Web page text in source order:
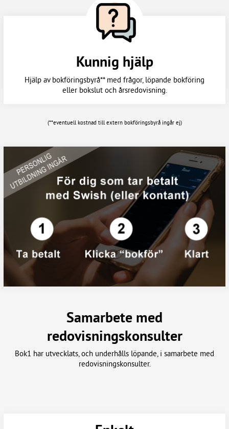
Kunnig hjälp
Hjälp av bokföringsbyrå** med frågor, löpande bokföring
eller bokslut och årsredovisning.
(**eventuell kostnad till extern bokföringsbyrå ingår ej)
Samarbete med
redovisningskonsulter
Bok1 har utvecklats, och underhålls löpande, i samarbete med
redovisningskonsulter.